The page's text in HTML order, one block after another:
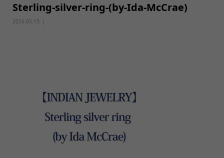
Sterling-silver-ring-(by-Ida-McCrae)
2026.05.13